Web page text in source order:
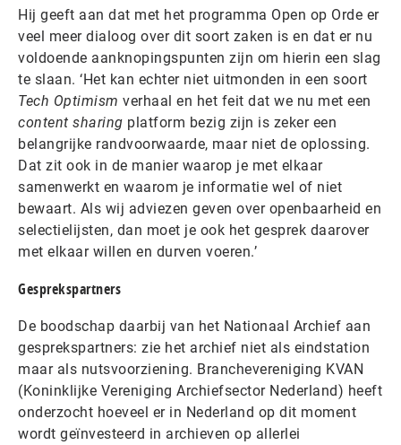
Hij geeft aan dat met het programma Open op Orde er
veel meer dialoog over dit soort zaken is en dat er nu
voldoende aanknopingspunten zijn om hierin een slag
te slaan. ‘Het kan echter niet uitmonden in een soort
Tech Optimism verhaal en het feit dat we nu met een
content sharing platform bezig zijn is zeker een
belangrijke randvoorwaarde, maar niet de oplossing.
Dat zit ook in de manier waarop je met elkaar
samenwerkt en waarom je informatie wel of niet
bewaart. Als wij adviezen geven over openbaarheid en
selectielijsten, dan moet je ook het gesprek daarover
met elkaar willen en durven voeren.’
Gesprekspartners
De boodschap daarbij van het Nationaal Archief aan
gesprekspartners: zie het archief niet als eindstation
maar als nutsvoorziening. Branchevereniging KVAN
(Koninklijke Vereniging Archiefsector Nederland) heeft
onderzocht hoeveel er in Nederland op dit moment
wordt geïnvesteerd in archieven op allerlei